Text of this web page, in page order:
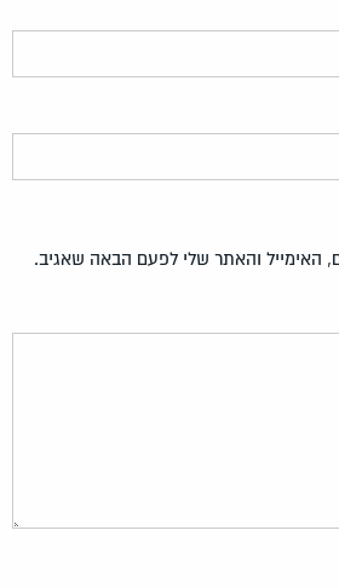
האימייל והאתר שלי לפעם הבאה שאגיב.